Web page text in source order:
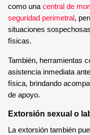
como unacentral de
seguridad perimetral,
situaciones
físicas.
También, herramientas
asistencia inmediata
física, brindando
de apoyo.
Extorsión sexual o
La extorsión también